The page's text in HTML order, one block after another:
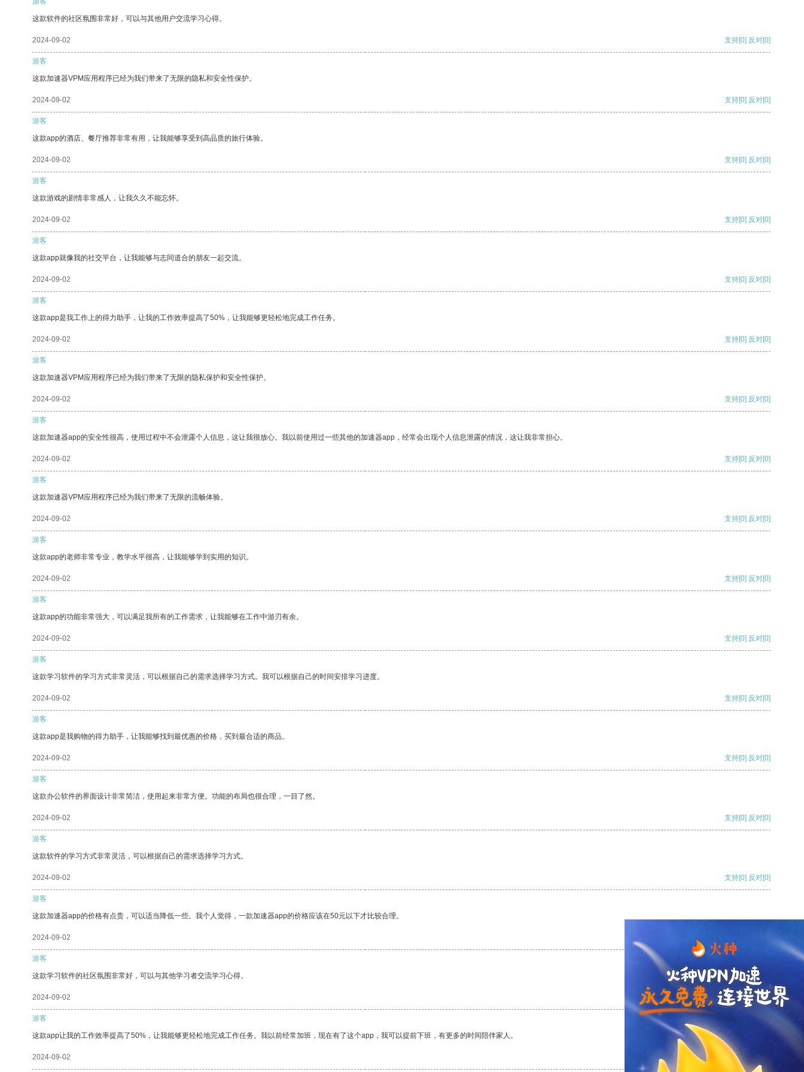
这款软件的社区氛围非常好，可以与其他用户交流学习心得。
2024-09-02 支持[0] 反对[0]
游客
这款加速器VPM应用程序已经为我们带来了无限的隐私和安全性保护。
2024-09-02 支持[0] 反对[0]
游客
这款app的酒店、餐厅推荐非常有用，让我能够享受到高品质的旅行体验。
2024-09-02 支持[0] 反对[0]
游客
这款游戏的剧情非常感人，让我久久不能忘怀。
2024-09-02 支持[0] 反对[0]
游客
这款app就像我的社交平台，让我能够与志同道合的朋友一起交流。
2024-09-02 支持[0] 反对[0]
游客
这款app是我工作上的得力助手，让我的工作效率提高了50%，让我能够更轻松地完成工作任务。
2024-09-02 支持[0] 反对[0]
游客
这款加速器VPM应用程序已经为我们带来了无限的隐私保护和安全性保护。
2024-09-02 支持[0] 反对[0]
游客
这款加速器app的安全性很高，使用过程中不会泄露个人信息，这让我很放心。我以前使用过一些其他的加速器app，经常会出现个人信息泄露的情况，这让我非常担心。
2024-09-02 支持[0] 反对[0]
游客
这款加速器VPM应用程序已经为我们带来了无限的流畅体验。
2024-09-02 支持[0] 反对[0]
游客
这款app的老师非常专业，教学水平很高，让我能够学到实用的知识。
2024-09-02 支持[0] 反对[0]
游客
这款app的功能非常强大，可以满足我所有的工作需求，让我能够在工作中游刃有余。
2024-09-02 支持[0] 反对[0]
游客
这款学习软件的学习方式非常灵活，可以根据自己的需求选择学习方式。我可以根据自己的时间安排学习进度。
2024-09-02 支持[0] 反对[0]
游客
这款app是我购物的得力助手，让我能够找到最优惠的价格，买到最合适的商品。
2024-09-02 支持[0] 反对[0]
游客
这款办公软件的界面设计非常简洁，使用起来非常方便。功能的布局也很合理，一目了然。
2024-09-02 支持[0] 反对[0]
游客
这款软件的学习方式非常灵活，可以根据自己的需求选择学习方式。
2024-09-02 支持[0] 反对[0]
游客
这款加速器app的价格有点贵，可以适当降低一些。我个人觉得，一款加速器app的价格应该在50元以下才比较合理。
2024-09-02
游客
这款学习软件的社区氛围非常好，可以与其他学习者交流学习心得。
2024-09-02 支持 [0] 反对[0]
游客
这款app让我的工作效率提高了50%，让我能够更轻松地完成工作任务。我以前经常加班，现在有了这个app，我可以提前下班，有更多的时间陪伴家人。
2024-09-02 支持[0] 反对